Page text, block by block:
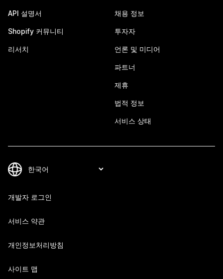
API 설명서
Shopify 커뮤니티
리서치
채용 정보
투자자
언론 및 미디어
파트너
제휴
법적 정보
서비스 상태
개발자 로그인
서비스 약관
개인정보처리방침
사이트 맵